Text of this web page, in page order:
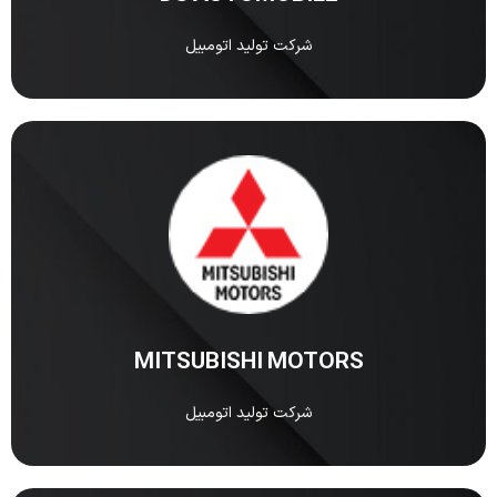
شرکت تولید اتومبیل
MITSUBISHI MOTORS
شرکت تولید اتومبیل
MITSUBISHI MOTORS
شرکت MITSUBISHI MOTORS یکی از قدیمیترین و
مشهورترین خودروسازهای ژاپنی در دنیاست.
مشاهده